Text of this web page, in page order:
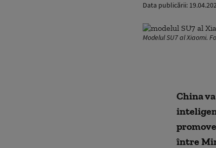
Data publicării:
Modelul SU7 al Xiaomi.
China
între